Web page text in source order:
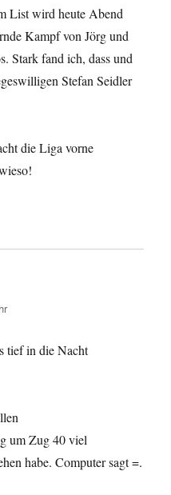
List wird heute Abend
Kampf von Jörg und
Stark fand ich, dass und
Stefan Seidler
die Liga vorne
tief in die Nacht
um Zug 40 viel
habe. Computer sagt =.